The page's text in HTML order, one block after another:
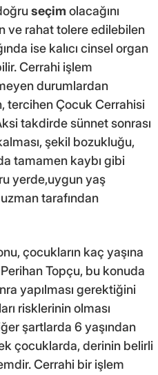
seçim olacağını
ve rahat tolere edilebilen
ise kalıcı cinsel organ
Cerrahi işlem
durumlardan
tercihen Çocuk Cerrahisi
takdirde sünnet sonrası
şekil bozukluğu,
tamamen kaybı gibi
yerde,uygun yaş
tarafından
çocukların kaç yaşına
Topçu, bu konuda
yapılması gerektiğini
risklerinin olması
şartlarda 6 yaşından
çocuklarda, derinin belirli
Cerrahi bir işlem